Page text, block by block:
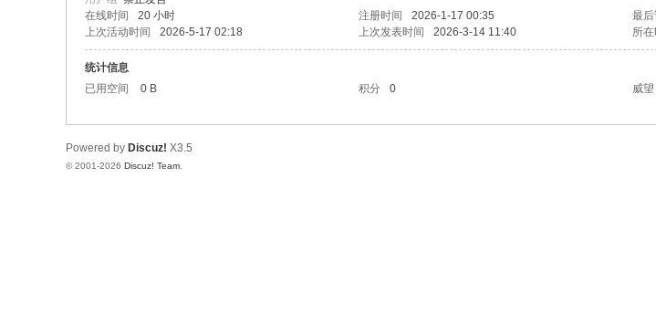
在线时间
20 小时 注册时间 2026-1-17 00:35 最后
上次活动时间
2026-5-17 02:18 上次发表时间 2026-3-14 11:40 所
统计信息
已用空间
0 B 积分 0 威望
Powered by Discuz! X3.5
© 2001-2026 Discuz! Team